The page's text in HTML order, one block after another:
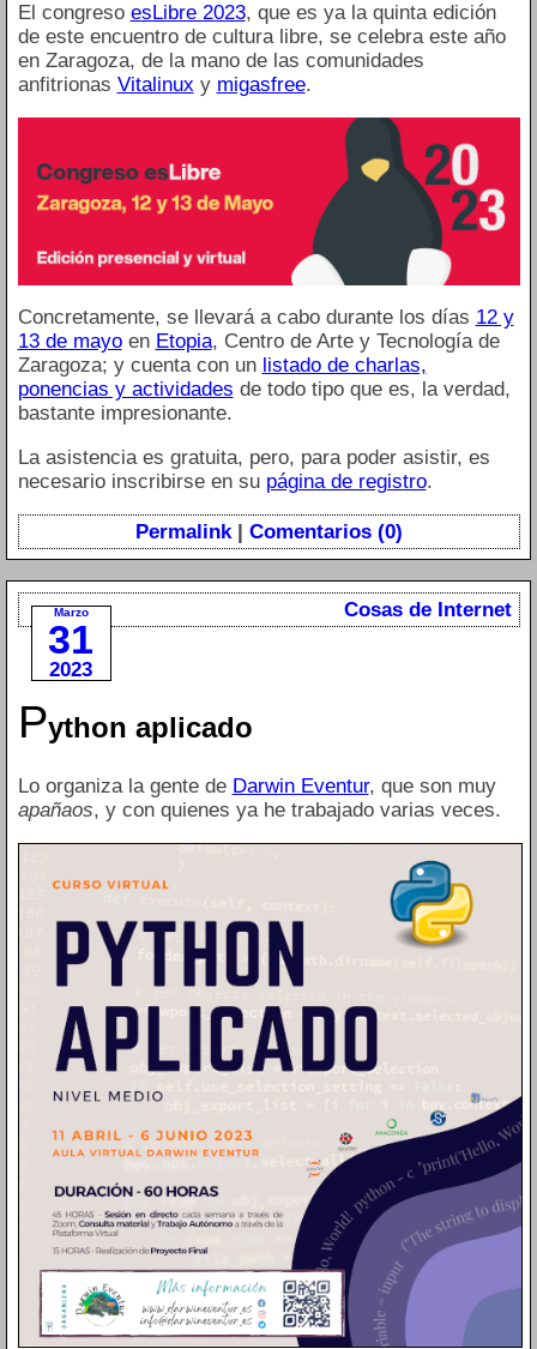
El congreso esLibre 2023, que es ya la quinta edición
de este encuentro de cultura libre, se celebra este año
en Zaragoza, de la mano de las comunidades
anfitrionas Vitalinux y migasfree.
Concretamente, se llevará a cabo durante los días 12 y
13 de mayoen Etopia, Centro de Arte y Tecnología de
Zaragoza; y cuenta con un listado de charlas,
ponencias y actividades de todo tipo que es, la verdad,
bastante impresionante.
La asistencia es gratuita, pero, para poder asistir, es
necesario inscribirse en su página de registro.
Permalink| Comentarios (0)
Marzo
31
2023
Cosas de Internet
Python aplicado
Lo organiza la gente de Darwin Eventur, que son muy
apañaos, y con quienes ya he trabajado varias veces.